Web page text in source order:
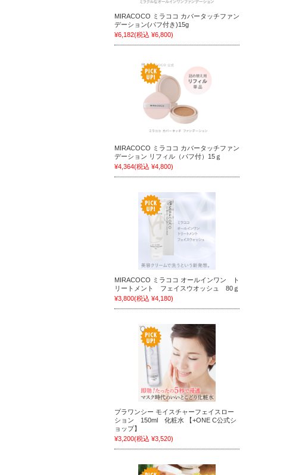
MIRACOCO ミラココ カバータッチファン
デーション(パフ付き)15g
¥6,182(税込 ¥6,800)
MIRACOCO ミラココ カバータッチファン
デーション リフィル（パフ付）15ｇ
¥4,364(税込 ¥4,800)
MIRACOCO ミラココ オールインワン ト
リートメント フェイスウオッシュ 80ｇ
¥3,800(税込 ¥4,180)
プラワンシー モイスチャーフェイスロー
ション 150ml 化粧水 【+ONE C公式シ
ョップ】
¥3,200(税込 ¥3,520)